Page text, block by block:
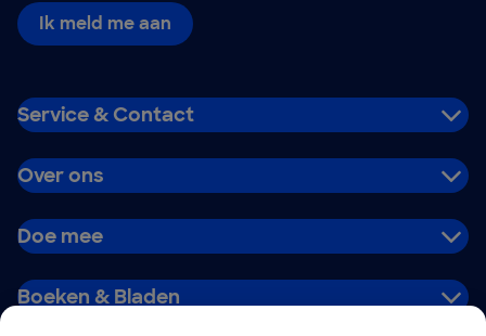
Ik meld me aan
Service & Contact
Over ons
Doe mee
Boeken & Bladen